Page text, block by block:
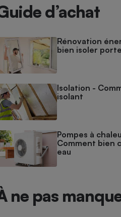
d’achat
Rénovation
bien isoler
Isolation -
isolant
Pompes à
Comment bien
eau
ne pas